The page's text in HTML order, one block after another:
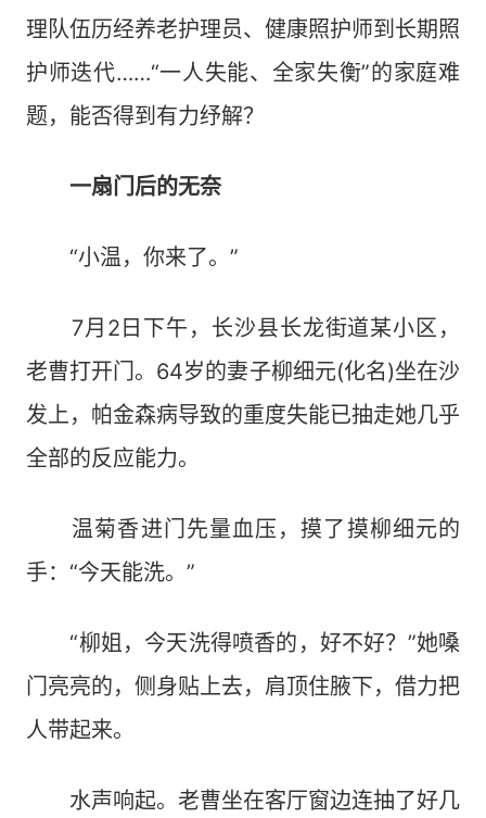
理队伍历经养老护理员、健康照护师到长期照
护师迭代……“一人失能、全家失衡”的家庭难
题，能否得到有力纾解？
一扇门后的无奈
“小温，你来了。”
7月2日下午，长沙县长龙街道某小区，
老曹打开门。64岁的妻子柳细元(化名)坐在沙
发上，帕金森病导致的重度失能已抽走她几乎
全部的反应能力。
温菊香进门先量血压，摸了摸柳细元的
手：“今天能洗。”
“柳姐，今天洗得喷香的，好不好？”她嗓
门亮亮的，侧身贴上去，肩顶住腋下，借力把
人带起来。
水声响起。老曹坐在客厅窗边连抽了好几